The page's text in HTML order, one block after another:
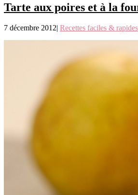
Tarte aux poires et à la
7 décembre 2012| Recettes faciles & rapides